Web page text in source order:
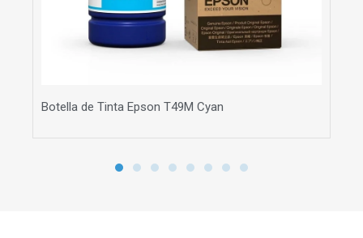
Botella de Tinta Epson T49M Cyan